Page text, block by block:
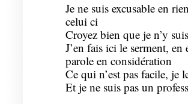
Je ne suis excusable en
celui ci
Croyez bien que je n’y
J’en fais ici le serment,
parole en considération
Ce qui n’est pas facile, je
Et je ne suis pas un